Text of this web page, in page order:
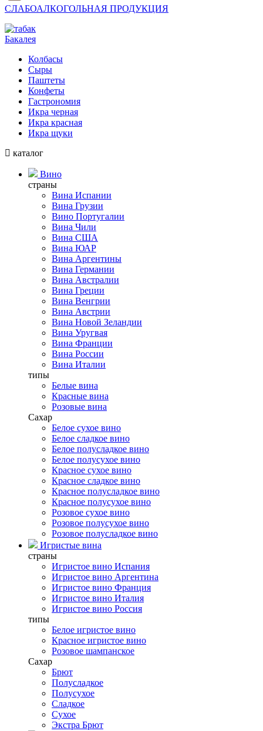
СЛАБОАЛКОГОЛЬНАЯ ПРОДУКЦИЯ
Бакалея
Колбасы
Сыры
Паштеты
Конфеты
Гастрономия
Икра черная
Икра красная
Икра щуки
каталог
Вино
страны
Вина Испании
Вина Грузии
Вино Португалии
Вина Чили
Вина США
Вина ЮАР
Вина Аргентины
Вина Германии
Вина Австралии
Вина Греции
Вина Венгрии
Вина Австрии
Вина Новой Зеландии
Вина Уругвая
Вина Франции
Вина России
Вина Италии
типы
Белые вина
Красные вина
Розовые вина
Сахар
Белое сухое вино
Белое сладкое вино
Белое полусладкое вино
Белое полусухое вино
Красное сухое вино
Красное сладкое вино
Красное полусладкое вино
Красное полусухое вино
Розовое сухое вино
Розовое полусухое вино
Розовое полусладкое вино
Игристые вина
страны
Игристое вино Испания
Игристое вино Аргентина
Игристое вино Франция
Игристое вино Италия
Игристое вино Россия
типы
Белое игристое вино
Красное игристое вино
Розовое шампанское
Сахар
Брют
Полусладкое
Полусухое
Сладкое
Сухое
Экстра Брют